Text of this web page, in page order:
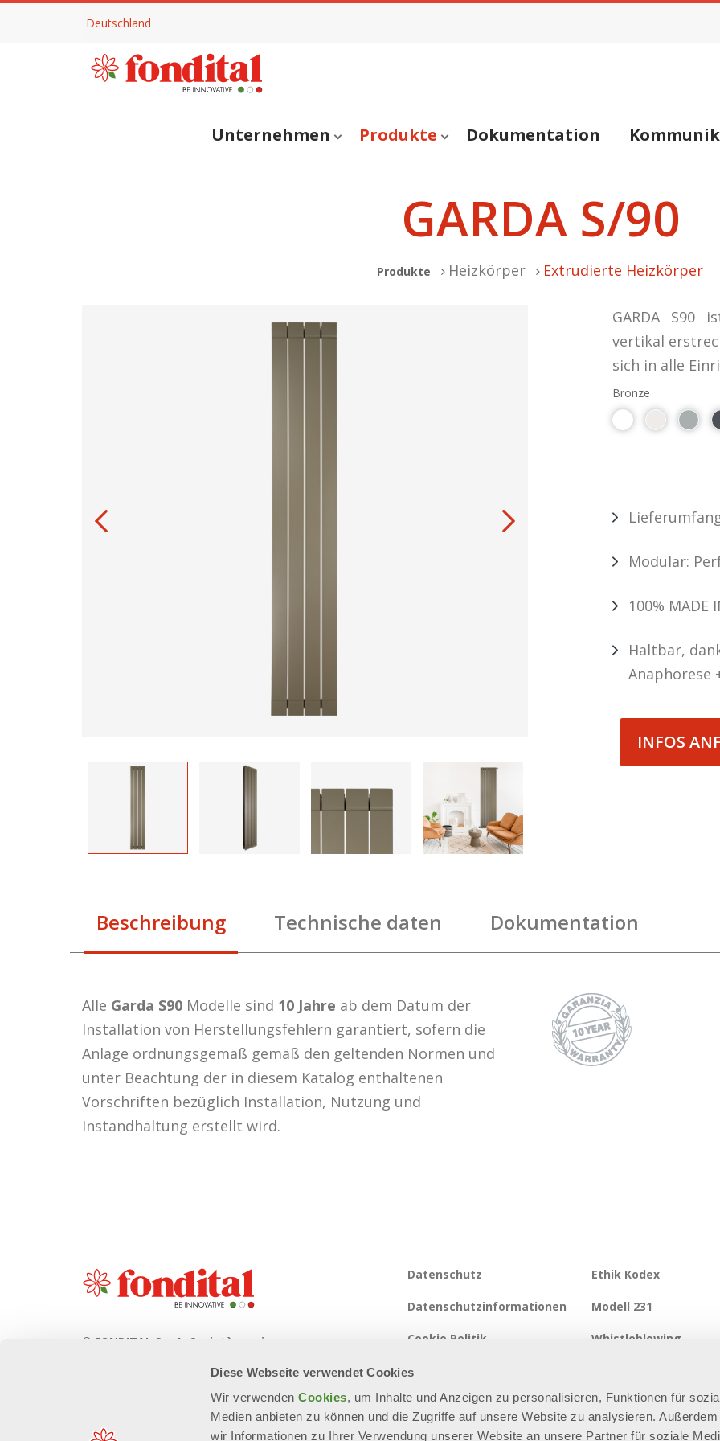
Diese Webseite verwendet Cookies
Wir verwendenCookies, um Inhalte und Anzeigen zu personalisieren, Funktionen für
Medien anbieten zu können und die Zugriffe auf unsere Website zu analysieren. Außerdem
wir Informationen zu Ihrer Verwendung unserer Website an unsere Partner für soziale
Deutschland
Unternehmen Produkte Dokumentation
GARDA S/90
Produkte Heizkörper Extrudierte Heizkörper
GARDA S90
vertikal
sich in alle
Bronze
Modular:
100% MADE
Haltbar,
Anaphorese
INFOS
Beschreibung Technische daten Dokumentation
Alle Garda S90 Modelle sind 10 Jahre ab dem Datum der
Installation von Herstellungsfehlern garantiert, sofern die
Anlage ordnungsgemäß gemäß den geltenden Normen und
unter Beachtung der in diesem Katalog enthaltenen
Vorschriften bezüglich Installation, Nutzung und
Instandhaltung erstellt wird.
© FONDITAL S.p.A. Società a unico
Sede Legale e Amministrativa
Via Cerreto, 40 - 25079 VOBARNO
Datenschutz
Datenschutzinformationen
Cookie Politik
Integrierte Systempolitik
Seitenverzeichnis
Ethik Kodex
Modell 231
Whistleblowing